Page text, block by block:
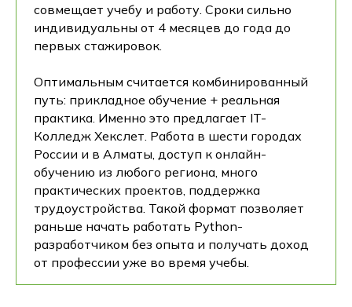
совмещает учебу и работу. Сроки сильно
индивидуальны от 4 месяцев до года до
первых стажировок.
Оптимальным считается комбинированный
путь: прикладное обучение + реальная
практика. Именно это предлагает IT-
Колледж Хекслет. Работа в шести городах
России и в Алматы, доступ к онлайн-
обучению из любого региона, много
практических проектов, поддержка
трудоустройства. Такой формат позволяет
раньше начать работать Python-
разработчиком без опыта и получать доход
от профессии уже во время учебы.